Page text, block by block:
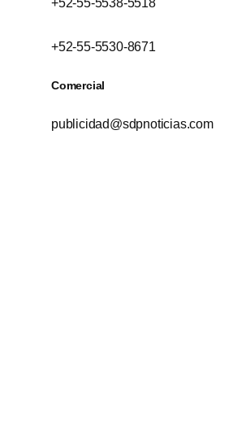
+52-55-5530-8671
Comercial
publicidad@sdpnoticias.com